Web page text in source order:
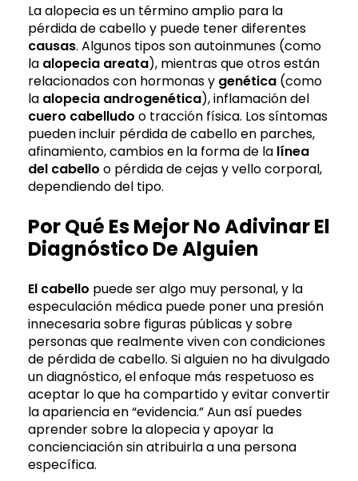
La alopecia es un término amplio para la
pérdida de cabello y puede tener diferentes
causas. Algunos tipos son autoinmunes (como
la alopecia areata), mientras que otros están
relacionados con hormonas y genética (como
la alopecia androgenética), inflamación del
cuero cabelludo o tracción física. Los síntomas
pueden incluir pérdida de cabello en parches,
afinamiento, cambios en la forma de la línea
del cabello o pérdida de cejas y vello corporal,
dependiendo del tipo.
Por Qué Es Mejor No Adivinar El
Diagnóstico De Alguien
El cabello puede ser algo muy personal, y la
especulación médica puede poner una presión
innecesaria sobre figuras públicas y sobre
personas que realmente viven con condiciones
de pérdida de cabello. Si alguien no ha divulgado
un diagnóstico, el enfoque más respetuoso es
aceptar lo que ha compartido y evitar convertir
la apariencia en “evidencia.” Aun así puedes
aprender sobre la alopecia y apoyar la
concienciación sin atribuirla a una persona
específica.